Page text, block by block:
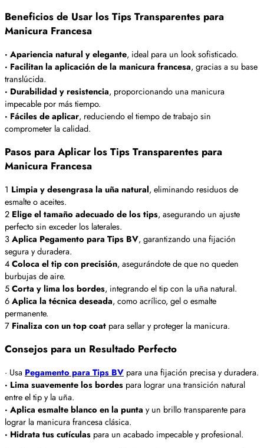
Beneficios de Usar los Tips Transparentes para
Manicura Francesa
· Apariencia natural y elegante, ideal para un look sofisticado.
· Facilitan la aplicación de la manicura francesa, gracias a su base
translúcida.
· Durabilidad y resistencia, proporcionando una manicura
impecable por más tiempo.
· Fáciles de aplicar, reduciendo el tiempo de trabajo sin
comprometer la calidad.
Pasos para Aplicar los Tips Transparentes para
Manicura Francesa
1 Limpia y desengrasa la uña natural, eliminando residuos de
esmalte o aceites.
2 Elige el tamaño adecuado de los tips, asegurando un ajuste
perfecto sin exceder los laterales.
3Aplica Pegamento para Tips BV, garantizando una fijación
segura y duradera.
4Coloca el tip con precisión, asegurándote de que no queden
burbujas de aire.
5Corta y lima los bordes, integrando el tip con la uña natural.
6Aplica la técnica deseada, como acrílico, gel o esmalte
permanente.
7 Finaliza con un top coat para sellar y proteger la manicura.
Consejos para un Resultado Perfecto
· Usa Pegamento para Tips BV para una fijación precisa y duradera.
· Lima suavemente los bordes para lograr una transición natural
entre el tip y la uña.
· Aplica esmalte blanco en la punta y un brillo transparente para
lograr la manicura francesa clásica.
· Hidrata tus cutículas para un acabado impecable y profesional.